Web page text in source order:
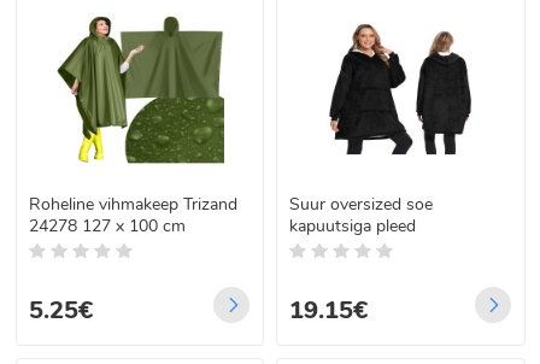
Roheline vihmakeep Trizand
24278 127 x 100 cm
5.25€
Suur oversized soe
kapuutsiga pleed
19.15€